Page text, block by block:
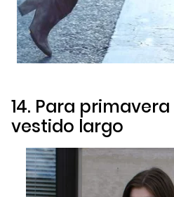
14. Para
vestido largo